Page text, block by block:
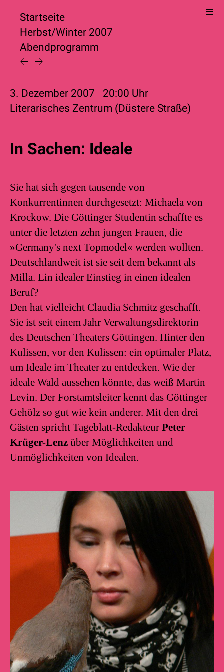
Startseite
Herbst/Winter 2007
Abendprogramm
3. Dezember 2007 20:00 Uhr
Literarisches Zentrum (Düstere Straße)
In Sachen: Ideale
Sie hat sich gegen tausende von
Konkurrentinnen durchgesetzt: Michaela von
Krockow. Die Göttinger Studentin schaffte es
unter die letzten zehn jungen Frauen, die
»Germany's next Topmodel« werden wollten.
Deutschlandweit ist sie seit dem bekannt als
Milla. Ein idealer Einstieg in einen idealen
Beruf?
Den hat vielleicht Claudia Schmitz geschafft.
Sie ist seit einem Jahr Verwaltungsdirektorin
des Deutschen Theaters Göttingen. Hinter den
Kulissen, vor den Kulissen: ein optimaler Platz,
um Ideale im Theater zu entdecken. Wie der
ideale Wald aussehen könnte, das weiß Martin
Levin. Der Forstamtsleiter kennt das Göttinger
Gehölz so gut wie kein anderer. Mit den drei
Gästen spricht Tageblatt-Redakteur Peter
Krüger-Lenz über Möglichkeiten und
Unmöglichkeiten von Idealen.